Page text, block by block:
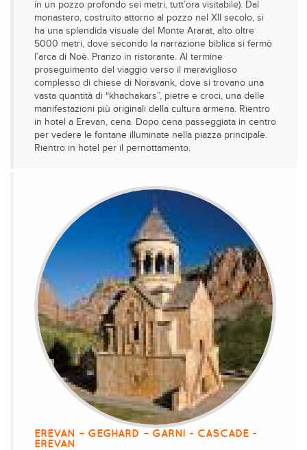
in un pozzo profondo sei metri, tutt’ora visitabile). Dal
monastero, costruito attorno al pozzo nel XII secolo, si
ha una splendida visuale del Monte Ararat, alto oltre
5000 metri, dove secondo la narrazione biblica si fermò
l’arca di Noè. Pranzo in ristorante. Al termine
proseguimento del viaggio verso il meraviglioso
complesso di chiese di Noravank, dove si trovano una
vasta quantità di “khachakars”, pietre e croci, una delle
manifestazioni più originali della cultura armena. Rientro
in hotel a Erevan, cena. Dopo cena passeggiata in centro
per vedere le fontane illuminate nella piazza principale.
Rientro in hotel per il pernottamento.
EREVAN – GEGHARD – GARNI - CASCADE -
EREVAN